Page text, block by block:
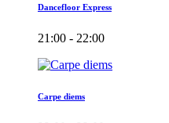
Dancefloor Express
21:00 - 22:00
Carpe diems